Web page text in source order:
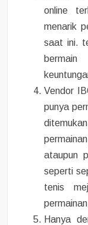
online
menarik
saat ini.
Vendor
punya
ataupun
seperti
tenis
Hanya